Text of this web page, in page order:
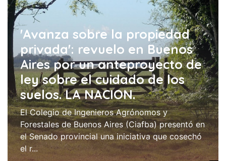
'Avanza sobre la propiedad
privada': revuelo en Buenos
Aires por un anteproyecto de
ley sobre el cuidado de los
suelos. LA NACION.
El Colegio de Ingenieros Agrónomos y
Forestales de Buenos Aires (Ciafba) presentó en
el Senado provincial una iniciativa que cosechó
el r...